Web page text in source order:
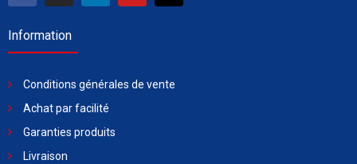
Information
Conditions générales de vente
Achat par facilité
Garanties produits
Livraison